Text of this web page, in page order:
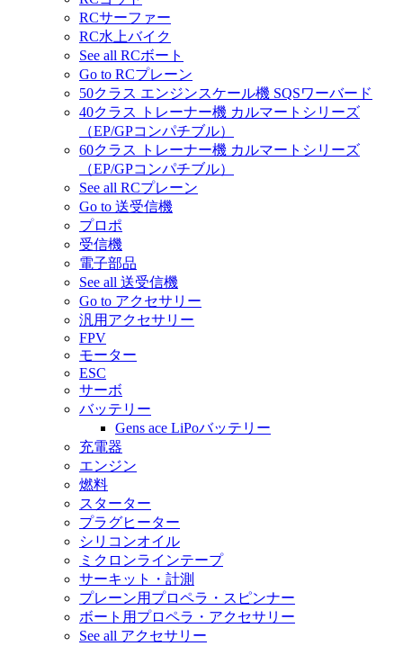
RCサーファー
RC水上バイク
See all RCボート
Go to RCプレーン
50クラス エンジンスケール機 SQSワーバード
40クラス トレーナー機 カルマートシリーズ
（EP/GPコンパチブル）
60クラス トレーナー機 カルマートシリーズ
（EP/GPコンパチブル）
See all RCプレーン
Go to 送受信機
プロポ
受信機
電子部品
See all 送受信機
Go to アクセサリー
汎用アクセサリー
FPV
モーター
ESC
サーボ
バッテリー
Gens ace LiPoバッテリー
充電器
エンジン
燃料
スターター
プラグヒーター
シリコンオイル
ミクロンラインテープ
サーキット・計測
プレーン用プロペラ・スピンナー
ボート用プロペラ・アクセサリー
See all アクセサリー